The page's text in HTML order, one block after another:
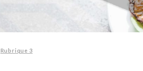
Rubrique 3